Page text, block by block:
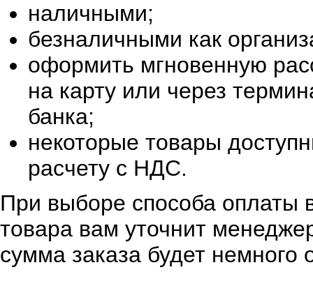
наличными;
безналичными как
оформить мгновенную
на карту или через
банка;
некоторые товары
расчету с НДС.
При выборе способа оплаты
товара вам уточнит
сумма заказа будет немного